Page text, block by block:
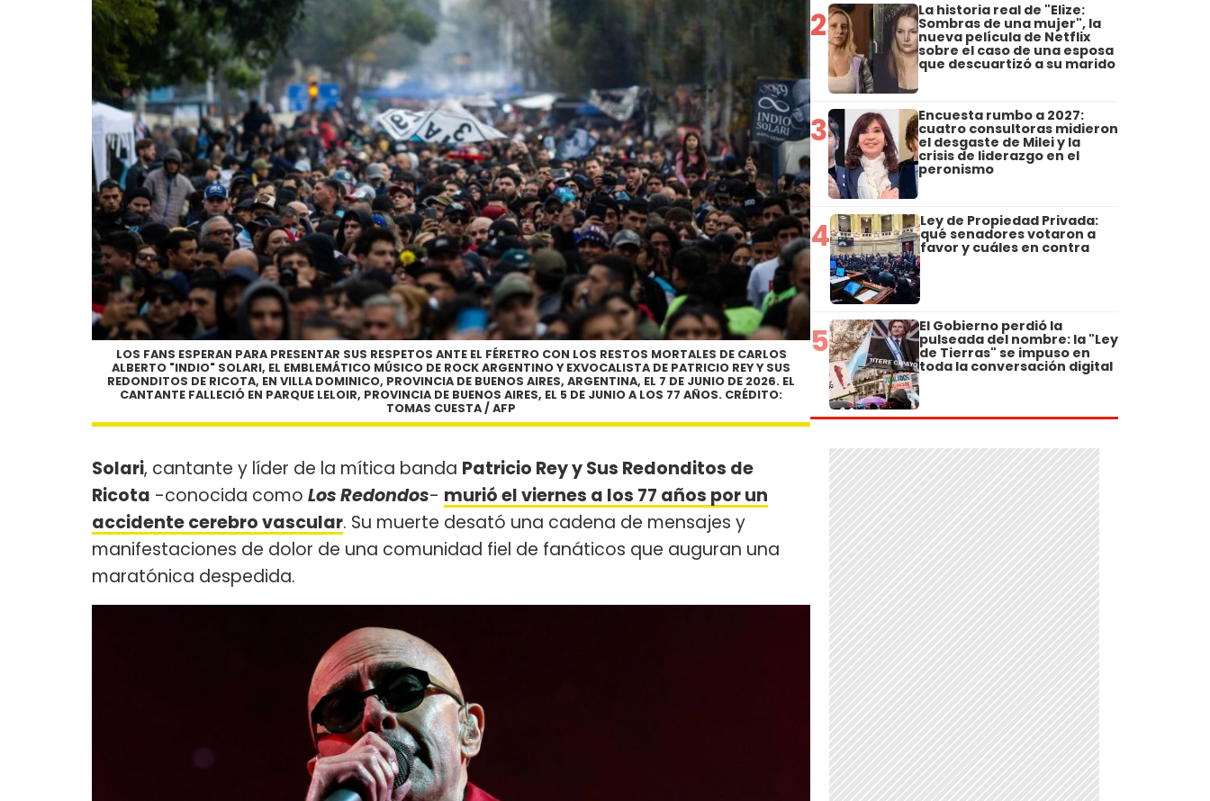
LOS FANS ESPERAN PARA PRESENTAR SUS RESPETOS ANTE EL FÉRETRO CON LOS RESTOS MORTALES DE CARLOS
ALBERTO "INDIO" SOLARI, EL EMBLEMÁTICO MÚSICO DE ROCK ARGENTINO Y EXVOCALISTA DE PATRICIO REY Y SUS
REDONDITOS DE RICOTA, EN VILLA DOMINICO, PROVINCIA DE BUENOS AIRES, ARGENTINA, EL 7 DE JUNIO DE 2026. EL
CANTANTE FALLECIÓ EN PARQUE LELOIR, PROVINCIA DE BUENOS AIRES, EL 5 DE JUNIO A LOS 77 AÑOS. CRÉDITO:
TOMAS CUESTA / AFP
Solari, cantante y líder de la mítica banda Patricio Rey y Sus Redonditos de
Ricota -conocida como Los Redondos- murió el viernes a los 77 años por un
accidente cerebro vascular. Su muerte desató una cadena de mensajes y
manifestaciones de dolor de una comunidad fiel de fanáticos que auguran una
maratónica despedida.
2 La historia real de "Elize:
Sombras de una mujer", la
nueva película de Netflix
sobre el caso de una esposa
que descuartizó a su marido
3 Encuesta rumbo a 2027:
cuatro consultoras midieron
el desgaste de Milei y la
crisis de liderazgo en el
peronismo
4 Ley de Propiedad Privada:
qué senadores votaron a
favor y cuáles en contra
5 El Gobierno perdió la
pulseada del nombre: la "Ley
de Tierras" se impuso en
toda la conversación digital